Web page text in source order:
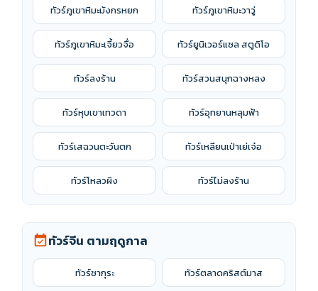
ทัวร์ถู่หลู่ฟาน ทัวร์ปักกิ่ง
ทัวร์พรีเมี่ยม ทัวร์ฟูหรงเจิ้น
ทัวร์มองโกเลียใน
ทัวร์ลาซา ทัวร์ลี่เจียง
ทัวร์สิบสองปันนา ทัวร์ส่านซี
ทัวร์หนานจิง ทัวร์หนานชาง
ทัวร์หนานหนิง ทัวร์หนิงโป
ทัวร์หนิงไห่
ทัวร์หวงซาน ทัวร์หางโจว
ทัวร์ภูเขาหิมะมังกรหยก ทัวร์ภูเขาหิมะวาวู่
ทัวร์ภูเขาหิมะเจี้ยวจื่อ ทัวร์ยูนิเวอร์แซล สตูดิโอ
ทัวร์ลงร้าน ทัวร์สวนสนุกฉางหลง
ทัวร์หุบเขาเทวดา ทัวร์อุทยานหลุมฟ้า
ทัวร์เสฉวนตะวันตก ทัวร์เหลียนเป่าเย่เจ๋อ
ทัวร์โหลวผิง ทัวร์ไม่ลงร้าน
event_availableทัวร์จีน ตามฤดูกาล
ทัวร์ซากุระ ทัวร์ตลาดคริสต์มาส